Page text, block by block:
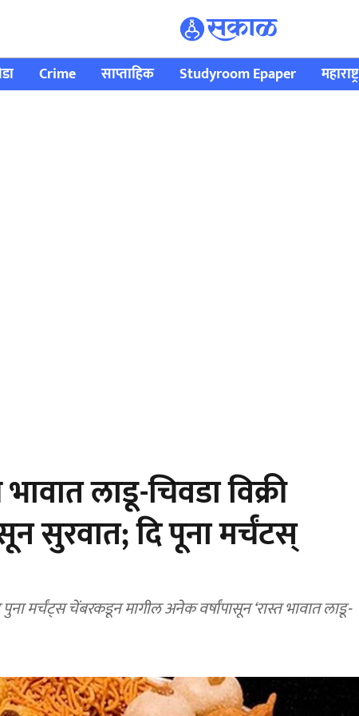
Crime साप्ताहिक Studyroom Epaper महाराष्ट्र
लाडू-चिवडा विक्री
सुरवात; दि पूना मर्चंटस्
पुना मर्चंट्स चेंबरकडून मागील अनेक वर्षांपासून ‘रास्त भावात लाडू-